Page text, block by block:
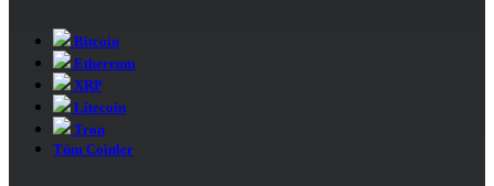
Bitcoin
Ethereum
XRP
Litecoin
Tron
Tüm Coinler